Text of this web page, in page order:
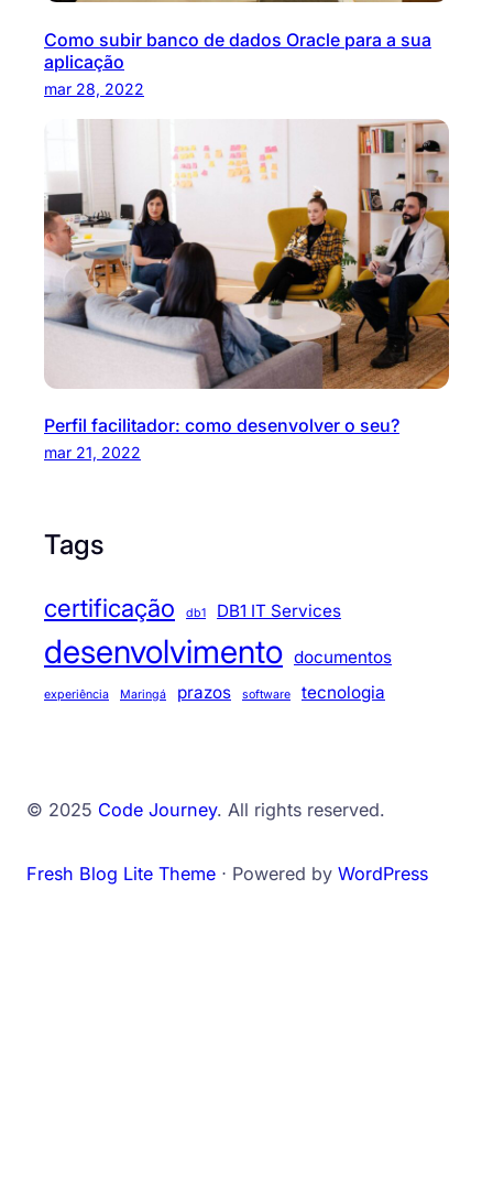
Como subir banco de dados Oracle para a sua
aplicação
mar 28, 2022
Perfil facilitador: como desenvolver o seu?
mar 21, 2022
Tags
certificação db1 DB1 IT Services
desenvolvimento documentos
experiência Maringá prazos software tecnologia
© 2025 Code Journey. All rights reserved.
Fresh Blog Lite Theme ⋅ Powered by WordPress